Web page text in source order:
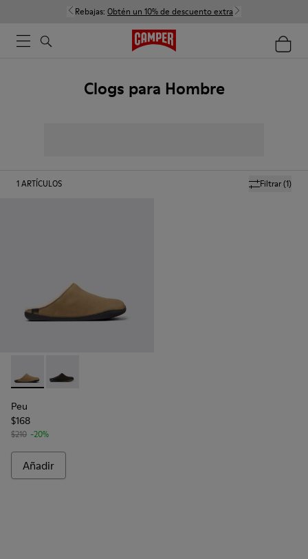
Rebajas: Obtén un 10% de descuento extra
Clogs para Hombre
Filtrar(1)
1ARTÍCULOS
Peu - K100755-004 - Zapatos de nobuk marrones para
Peu - K100755-001
Peu
$168
$210 -20%
Añadir